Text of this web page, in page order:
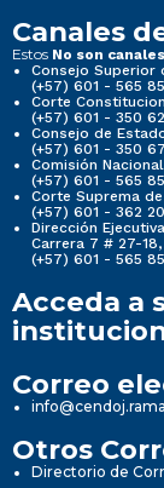
Canales
Estos No son
Consejo Superior
(+57) 601 - 565
Corte
(+57) 601 - 350
Consejo de
(+57) 601 - 350
Comisión
(+57) 601 - 565
Corte Suprema
(+57) 601 - 362
Dirección
Carrera 7 # 27-
(+57) 601 - 565
Acceda a
Correo
Otros
Directorio de